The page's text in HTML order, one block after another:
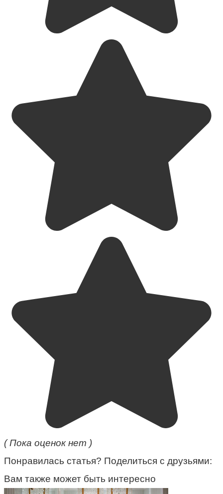
( Пока оценок нет )
Понравилась статья? Поделиться с друзьями:
Вам также может быть интересно